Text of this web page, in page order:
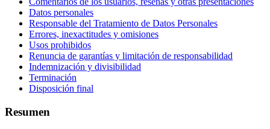
Datos personales
Responsable del Tratamiento de Datos Personales
Errores, inexactitudes y omisiones
Usos prohibidos
Renuncia de garantías y limitación de responsabilidad
Indemnización y divisibilidad
Terminación
Disposición final
Resumen